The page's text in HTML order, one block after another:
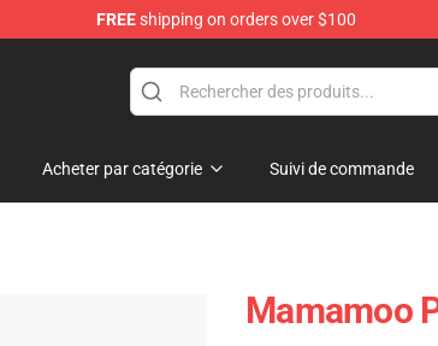
FREEshipping on orders over $100
Acheter par catégorie Suivi de commande
Mamamoo